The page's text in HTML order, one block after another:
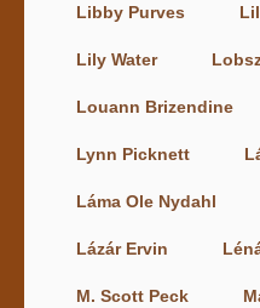
Libby Purves
Lily Water
Louann Brizendine
Lynn Picknett
Láma Ole Nydahl
Lázár Ervin
M. Scott Peck